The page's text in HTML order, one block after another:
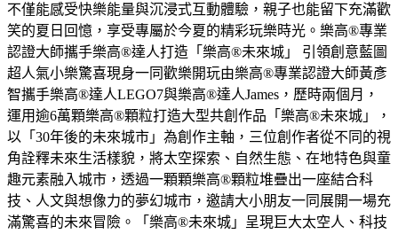
不僅能感受快樂能量與沉浸式互動體驗，親子也能留下充滿歡
笑的夏日回憶，享受專屬於今夏的精彩玩樂時光。樂高®專業
認證大師攜手樂高®達人打造「樂高®未來城」 引領創意藍圖
超人氣小樂驚喜現身一同歡樂開玩由樂高®專業認證大師黃彥
智攜手樂高®達人LEGO7與樂高®達人James，歷時兩個月，
運用逾6萬顆樂高®顆粒打造大型共創作品「樂高®未來城」，
以「30年後的未來城市」為創作主軸，三位創作者從不同的視
角詮釋未來生活樣貌，將太空探索、自然生態、在地特色與童
趣元素融入城市，透過一顆顆樂高®顆粒堆疊出一座結合科
技、人文與想像力的夢幻城市，邀請大小朋友一同展開一場充
滿驚喜的未來冒險。「樂高®未來城」呈現巨大太空人、科技